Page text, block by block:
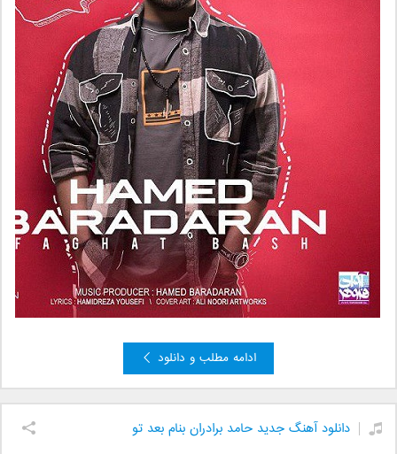
ادامه مطلب و دانلود
دانلود آهنگ جدید حامد برادران بنام بعد تو